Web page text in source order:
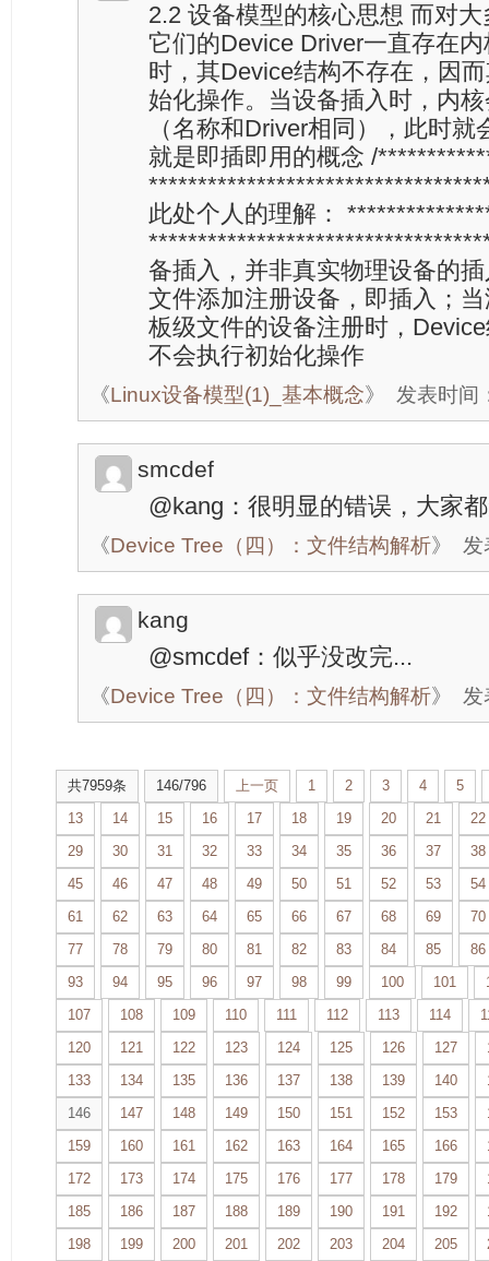
2.2 设备模型的核心思想 而对
它们的Device Driver一直存在
时，其Device结构不存在，因
始化操作。当设备插入时，内
（名称和Driver相同），此时
就是即插即用的概念 /
此处个人的理解：
备插入，并非真实物理设备的
文件添加注册设备，即插入；
板级文件的设备注册时，
不会执行初始化操作
《Linux设备模型(1)_基本概念》 发表时间
smcdef
@kang：很明显的错误，大家
《Device Tree（四）：文件结构解析》 发
kang
@smcdef：似乎没改完...
《Device Tree（四）：文件结构解析》 发
共7959条 146/796 上一页 1 2 3 4
5
13
14 15 16 17 18 19 20 21
22
29
30 31 32 33 34 35 36 37
38
45
46 47 48 49 50 51 52 53
54
61
62 63 64 65 66 67 68 69
70
77
78 79 80 81 82 83 84 85
86
93
94 95 96 97 98 99 100 101
107
108 109 110 111 112 113 114
120
121 122 123 124 125 126 127
133
134 135 136 137 138 139 140
146
147 148 149 150 151 152 153
159
160 161 162 163 164 165 166
172
173 174 175 176 177 178 179
185
186 187 188 189 190 191 192
198
199 200 201 202 203 204 205